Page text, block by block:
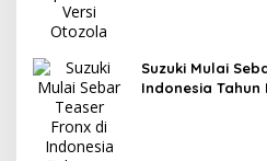
Suzuki Mulai
Indonesia Tahun